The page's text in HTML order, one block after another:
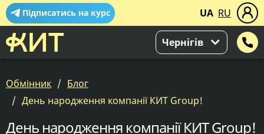
Підписатись на курс UA RU
Чернігів
Обмінник
Блог
День народження компанії КИТ Group!
День народження компанії КИТ Group!